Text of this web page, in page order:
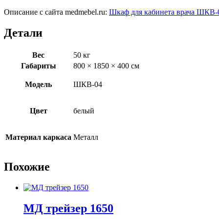
Описание с сайта medmebel.ru: Шкаф для кабинета врача ШКВ-
Детали
Вес
50 кг
Габариты
800 × 1850 × 400 см
Модель ШКВ-04
Цвет белый
Материал каркаса Металл
Похожие
МД трейзер 1650